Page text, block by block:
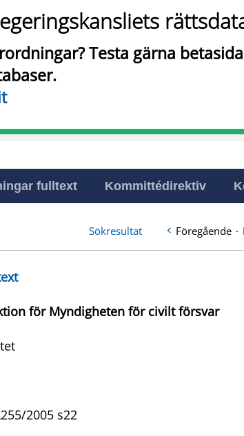
Testa gärna
fulltext Kommittédirektiv
Sökresultat Föregående ·
för Myndigheten för civilt försvar
2005 s22